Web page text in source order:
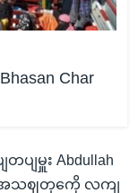
Char
ပျမှူး Abdullah
ျအသဈတှကေို လကျ